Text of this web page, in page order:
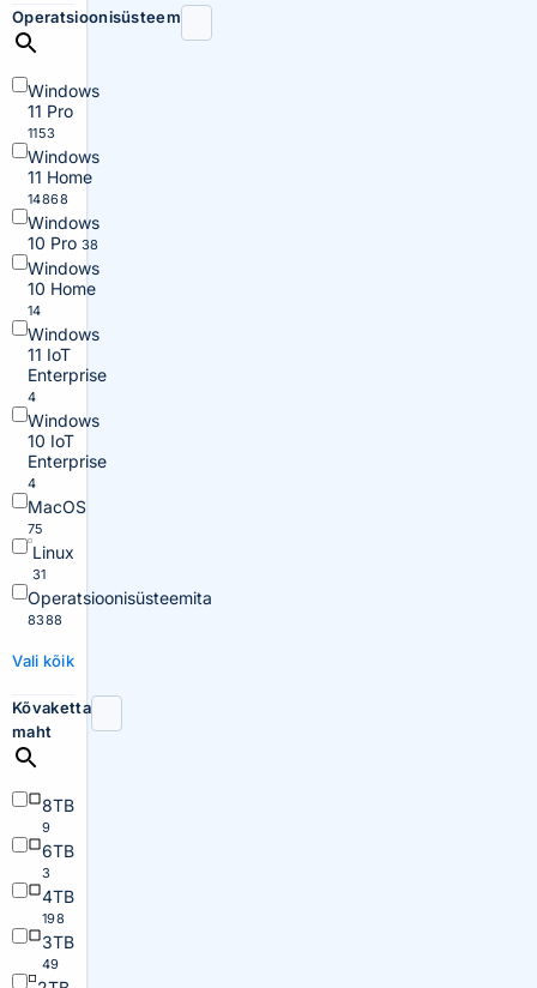
Operatsioonisüsteem
Windows
11 Pro
1153
Windows
11 Home
14868
Windows
10 Pro 38
Windows
10 Home
14
Windows
11 IoT
Enterprise
4
Windows
10 IoT
Enterprise
4
MacOS
75
Linux
31
Operatsioonisüsteemita
8388
Vali kõik
Kõvaketta
maht
8TB
9
6TB
3
4TB
198
3TB
49